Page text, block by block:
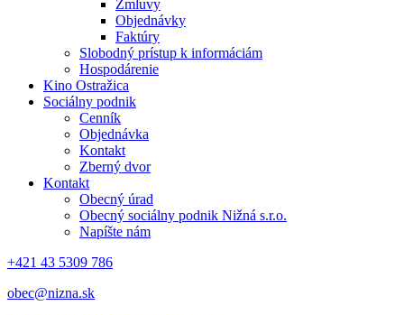
Zmluvy
Objednávky
Faktúry
Slobodný prístup k informáciám
Hospodárenie
Kino Ostražica
Sociálny podnik
Cenník
Objednávka
Kontakt
Zberný dvor
Kontakt
Obecný úrad
Obecný sociálny podnik Nižná s.r.o.
Napíšte nám
+421 43 5309 786
obec@nizna.sk